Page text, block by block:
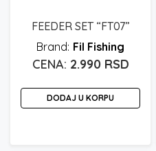
FEEDER SET “FT07”
Fil Fishing
2.990 RSD
DODAJ U KORPU